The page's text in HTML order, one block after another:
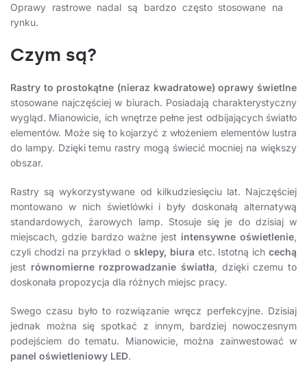
Oprawy rastrowe nadal są bardzo często stosowane na
rynku.
Czym są?
Rastry to prostokątne (nieraz kwadratowe) oprawy świetlne
stosowane najczęściej w biurach. Posiadają charakterystyczny
wygląd. Mianowicie, ich wnętrze pełne jest odbijających światło
elementów. Może się to kojarzyć z włożeniem elementów lustra
do lampy. Dzięki temu rastry mogą świecić mocniej na większy
obszar.
Rastry są wykorzystywane od kilkudziesięciu lat. Najczęściej
montowano w nich świetlówki i były doskonałą alternatywą
standardowych, żarowych lamp. Stosuje się je do dzisiaj w
miejscach, gdzie bardzo ważne jest intensywne oświetlenie,
czyli chodzi na przykład o sklepy, biura etc. Istotną ichcechą
jest równomierne rozprowadzanie światła, dzięki czemu to
doskonała propozycja dla różnych miejsc pracy.
Swego czasu było to rozwiązanie wręcz perfekcyjne. Dzisiaj
jednak można się spotkać z innym, bardziej nowoczesnym
podejściem do tematu. Mianowicie, można zainwestować w
panel oświetleniowy LED.